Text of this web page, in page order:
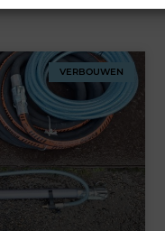
VERBOUWEN